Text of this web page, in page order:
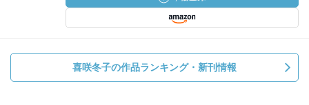
喜咲冬子の作品ランキング・新刊情報